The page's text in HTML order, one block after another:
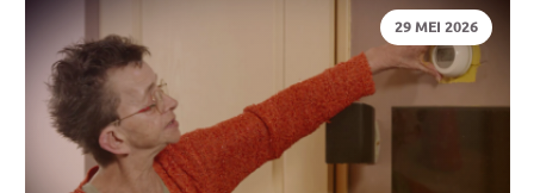
DATUM:
29 MEI 2026